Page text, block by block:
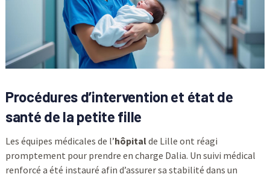
Procédures d’intervention et état de
santé de la petite fille
Les équipes médicales de l’hôpitalde Lille ont réagi
promptement pour prendre en charge Dalia. Un suivi médical
renforcé a été instauré afin d’assurer sa stabilité dans un